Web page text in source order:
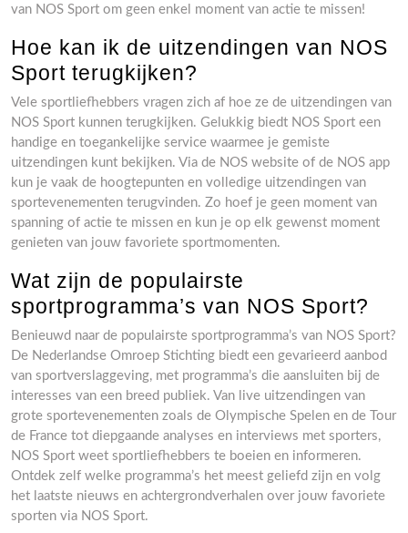
van NOS Sport om geen enkel moment van actie te missen!
Hoe kan ik de uitzendingen van NOS
Sport terugkijken?
Vele sportliefhebbers vragen zich af hoe ze de uitzendingen van
NOS Sport kunnen terugkijken. Gelukkig biedt NOS Sport een
handige en toegankelijke service waarmee je gemiste
uitzendingen kunt bekijken. Via de NOS website of de NOS app
kun je vaak de hoogtepunten en volledige uitzendingen van
sportevenementen terugvinden. Zo hoef je geen moment van
spanning of actie te missen en kun je op elk gewenst moment
genieten van jouw favoriete sportmomenten.
Wat zijn de populairste
sportprogramma’s van NOS Sport?
Benieuwd naar de populairste sportprogramma’s van NOS Sport?
De Nederlandse Omroep Stichting biedt een gevarieerd aanbod
van sportverslaggeving, met programma’s die aansluiten bij de
interesses van een breed publiek. Van live uitzendingen van
grote sportevenementen zoals de Olympische Spelen en de Tour
de France tot diepgaande analyses en interviews met sporters,
NOS Sport weet sportliefhebbers te boeien en informeren.
Ontdek zelf welke programma’s het meest geliefd zijn en volg
het laatste nieuws en achtergrondverhalen over jouw favoriete
sporten via NOS Sport.